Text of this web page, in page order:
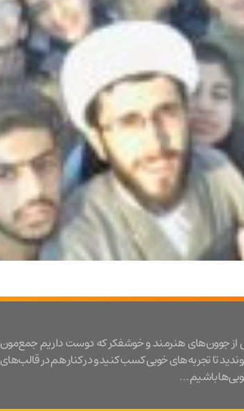
جوون‌های هنرمند و خوشفکر که دوست داریم جمع‌مون
تا تجربه‌های خوبی کسب کنید و در کنار هم در قالب‌های
باشیم …